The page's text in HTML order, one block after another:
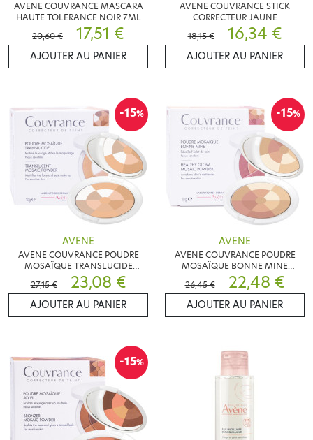
AVENE COUVRANCE MASCARA
HAUTE TOLERANCE NOIR 7ML
20,60 €
17,51 €
AJOUTER AU PANIER
AVENE COUVRANCE STICK
CORRECTEUR JAUNE
18,15 €
16,34 €
AJOUTER AU PANIER
-15%
AVENE
AVENE COUVRANCE POUDRE
MOSAÏQUE TRANSLUCIDE
CORRECTEUR DE TEINT 10 G
27,15 € 23,08 €
AJOUTER AU PANIER
-15%
AVENE
AVENE COUVRANCE POUDRE
MOSAÏQUE BONNE MINE
CORRECTEUR DE TEINT 10 G
26,45 € 22,48 €
AJOUTER AU PANIER
-15%